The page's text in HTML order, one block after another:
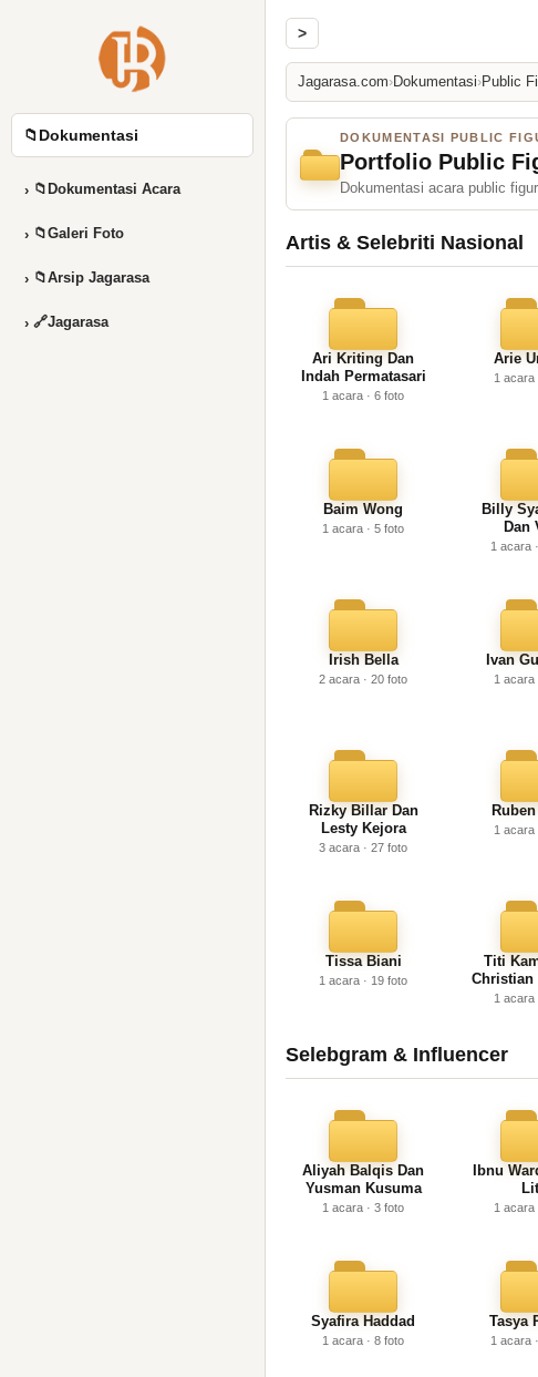
📁 Dokumentasi
› 📁 Dokumentasi Acara
› 📁Galeri Foto
› 📁Arsip Jagarasa
› 🔗Jagarasa
>
Jagarasa.com›Dokumentasi›Public
DOKUMENTASI PUBLIC
Portfolio Public
Dokumentasi acara public
Artis & Selebriti Nasional
Ari Kriting Dan
Indah Permatasari
1 acara · 6 foto
Arie
1 acara
Baim Wong
1 acara · 5 foto
Billy
Dan
1 acara
Irish Bella
2 acara · 20 foto
Ivan
1 acara
Rizky Billar Dan
Lesty Kejora
3 acara · 27 foto
1 acara
Tissa Biani
1 acara · 19 foto
Titi
1 acara
Selebgram & Influencer
Aliyah Balqis Dan
Yusman Kusuma
1 acara · 3 foto
Ibnu
1 acara
Syafira Haddad
1 acara · 8 foto
Tasya
1 acara